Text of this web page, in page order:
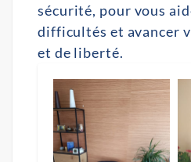
sécurité, pour vous
difficultés et avancer
et de liberté.